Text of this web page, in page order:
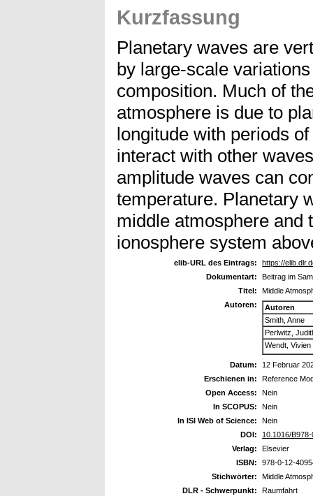
Kurzfassung
Planetary waves are
by large-scale
composition. Much of
atmosphere is due to
longitude with periods
interact with other
amplitude waves can
temperature. Planetary
middle atmosphere and
ionosphere system
elib-URL des Eintrags:
https://
Dokumentart:
Beitrag im
Titel:
Middle
Autoren:
Autoren
Smith, Anne
Perlwitz,
Wendt, Vivien
Datum:
12 Februar
Erschienen in:
Reference
Open Access:
Nein
In SCOPUS:
Nein
In ISI Web of Science:
Nein
DOI:
10.1016/
Verlag:
Elsevier
ISBN:
978-0-12-
Stichwörter:
Middle
DLR - Schwerpunkt:
Raumfahrt